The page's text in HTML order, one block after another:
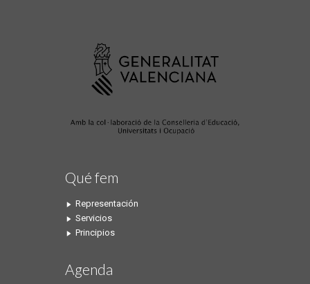
Qué fem
Representación
Servicios
Principios
Agenda